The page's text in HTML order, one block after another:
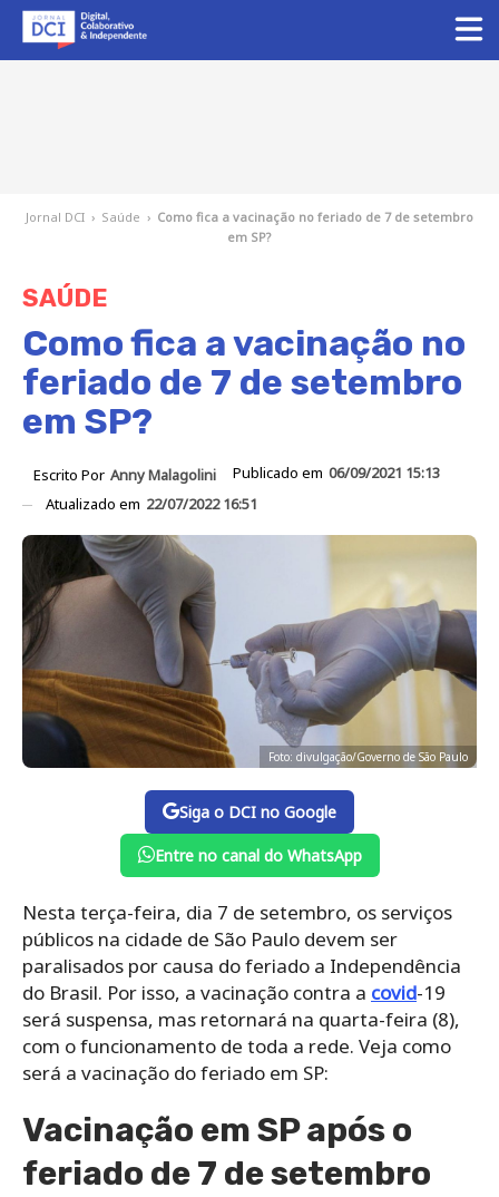
Jornal DCI › Saúde › Como fica a vacinação no feriado de 7 de setembro
em SP?
SAÚDE
Como fica a vacinação no
feriado de 7 de setembro
em SP?
Escrito Por Anny Malagolini Publicado em 06/09/2021 15:13
Atualizado em 22/07/2022 16:51
Foto: divulgação/Governo de São Paulo
Siga o DCI no Google
Entre no canal do WhatsApp
Nesta terça-feira, dia 7 de setembro, os serviços
públicos na cidade de São Paulo devem ser
paralisados por causa do feriado a Independência
do Brasil. Por isso, a vacinação contra a covid-19
será suspensa, mas retornará na quarta-feira (8),
com o funcionamento de toda a rede. Veja como
será a vacinação do feriado em SP:
Vacinação em SP após o
feriado de 7 de setembro